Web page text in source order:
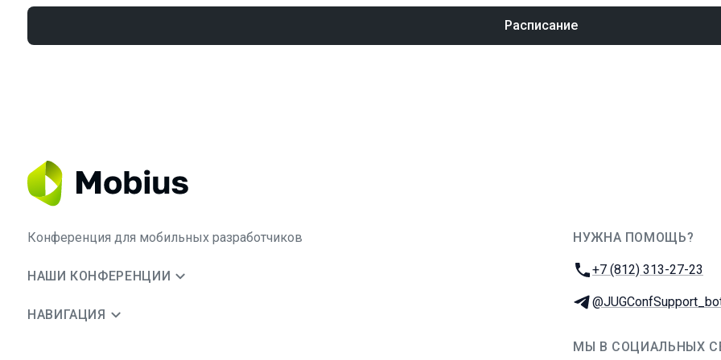
Расписание
Конференция для мобильных разработчиков
НАШИ КОНФЕРЕНЦИИ
НАВИГАЦИЯ
НУЖНА ПОМОЩЬ?
Телефон:
+7 (812) 313-27-23
Телеграм:
МЫ В СОЦИАЛЬНЫХ